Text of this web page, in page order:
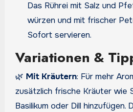
Das Rührei mit Salz und
würzen und mit frischer
Sofort servieren.
Variationen &
🌿 Mit Kräutern: Für mehr
zusätzlich frische Kräuter wie
Basilikum oder Dill hinzufügen.